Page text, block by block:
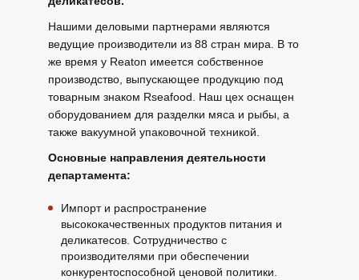
Нашими деловыми партнерами являются
ведущие производители из 88 стран мира. В то
же время у Reaton имеется собственное
производство, выпускающее продукцию под
товарным знаком Rseafood. Наш цех оснащен
оборудованием для разделки мяса и рыбы, а
также вакуумной упаковочной техникой.
Основные направления деятельности
департамента:
Импорт и распространение
высококачественных продуктов питания и
деликатесов. Сотрудничество с
производителями при обеспечении
конкурентоспособной ценовой политики.